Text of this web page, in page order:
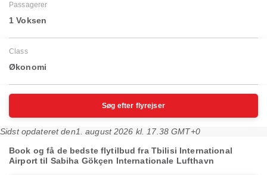
Passagerer
1 Voksen
Class
Økonomi
Søg efter flyrejser
Sidst opdateret den1. august 2026 kl. 17.38 GMT+0
Book og få de bedste flytilbud fra Tbilisi International
Airport til Sabiha Gökçen Internationale Lufthavn